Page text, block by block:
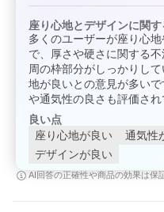
座り心地とデザインに関
多くのユーザーが座り心
で、厚さや硬さに関する
周の枠部分がしっかりし
地が良いとの意見が多い
や通気性の良さも評価され
良い点
座り心地が良い
通気性
デザインが良い
AI回答の正確性や商品の効果は保